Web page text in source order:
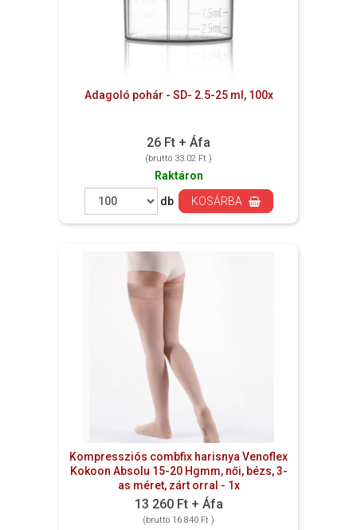
Adagoló pohár - SD- 2.5-25 ml, 100x
26 Ft + Áfa
(bruttó 33.02 Ft )
Raktáron
db
KOSÁRBA
Kompressziós combfix harisnya Venoflex
Kokoon Absolu 15-20 Hgmm, női, bézs, 3-
as méret, zárt orral - 1x
13 260 Ft + Áfa
(bruttó 16 840 Ft )